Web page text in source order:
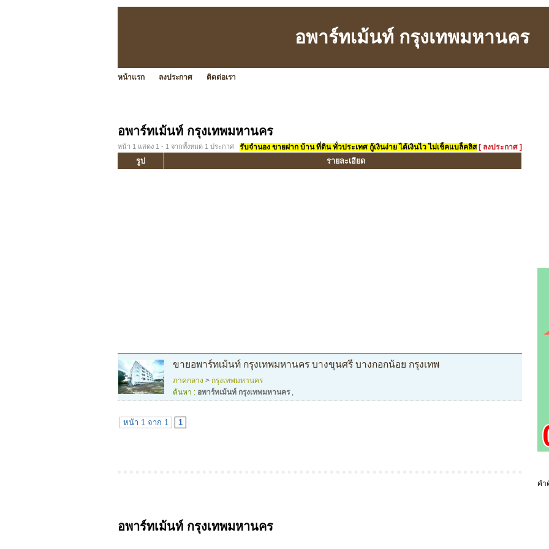
อพาร์ทเม้นท์ กรุงเทพมหานคร
หน้าแรก ลงประกาศ ติดต่อเรา
อพาร์ทเม้นท์ กรุงเทพมหานคร
หน้า 1 แสดง 1 - 1 จากทั้งหมด 1 ประกาศ รับจำนอง ขายฝาก บ้าน ที่ดิน ทั่วประเทศ กู้เงินง่าย ได้เงินไว ไม่เช็คแบล็คลิส [ ลงประกาศ ]
รูป รายละเอียด
ขายอพาร์ทเม้นท์ กรุงเทพมหานคร บางขุนศรี บางกอกน้อย กรุงเทพ
ภาคกลาง > กรุงเทพมหานคร
ค้นหา : อพาร์ทเม้นท์ กรุงเทพมหานคร,
หน้า 1 จาก 1 1
อพาร์ทเม้นท์ กรุงเทพมหานคร
คำ